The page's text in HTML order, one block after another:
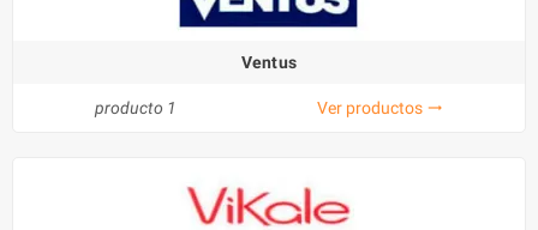
Ventus
producto 1 Ver productos trending_flat